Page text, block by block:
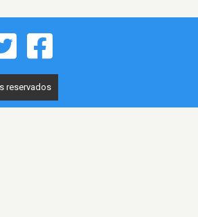
reservados